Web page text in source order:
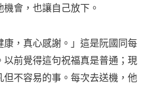
會，也讓自己放下。
康，真心感謝。」這是阮國同每
前覺得這句祝福真是普通；現
不容易的事。每次去送機，他